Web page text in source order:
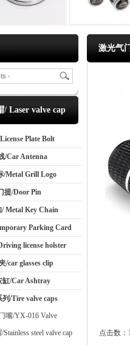
/ Laser valve cap
Plate Bolt
/Car Antenna
/Metal Grill Logo
提/Door Pin
Metal Key Chain
Parking Card
license holster
/car glasses clip
缸/Car Ashtray
/Tire valve caps
嘴/YX-016 Valve
steel valve cap
激光气
点击数：